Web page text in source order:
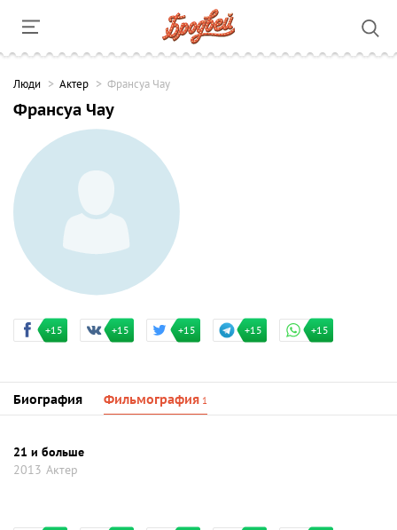
Люди Актер Франсуа Чау
Франсуа Чау
+15 +15 +15 +15 +15
Биография Фильмография 1
21 и больше
2013 Актер